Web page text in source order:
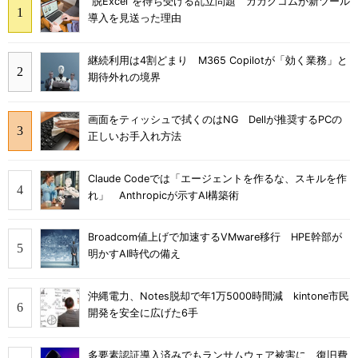
導入を見送った理由
継続利用は4割どまり M365 Copilotが「効く業務」と
期待外れの境界
画面をティッシュで拭くのはNG Dellが推奨するPCの
正しいお手入れ方法
Claude Codeでは「エージェントを作るな、スキルを作
れ」 Anthropicが示すAI構築術
Broadcom値上げで加速するVMware移行 HPE幹部が
明かすAI時代の備え
沖縄電力、Notes脱却で年1万5000時間減 kintone市民
開発を安全に広げた6手
多要素認証導入済みでもランサムウェア被害に 復旧費